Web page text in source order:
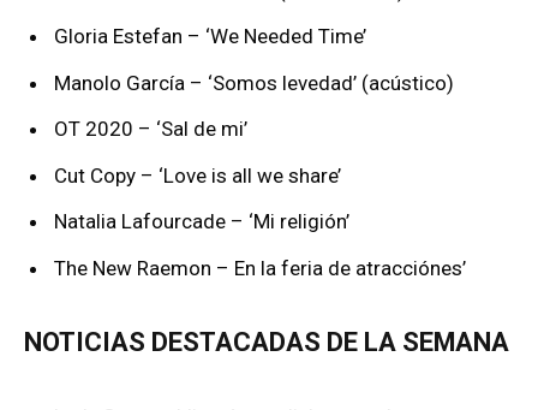
Gloria Estefan – ‘We Needed Time’
Manolo García – ‘Somos levedad’ (acústico)
OT 2020 – ‘Sal de mi’
Cut Copy – ‘Love is all we share’
Natalia Lafourcade – ‘Mi religión’
The New Raemon – En la feria de atracciónes’
NOTICIAS DESTACADAS DE LA SEMANA